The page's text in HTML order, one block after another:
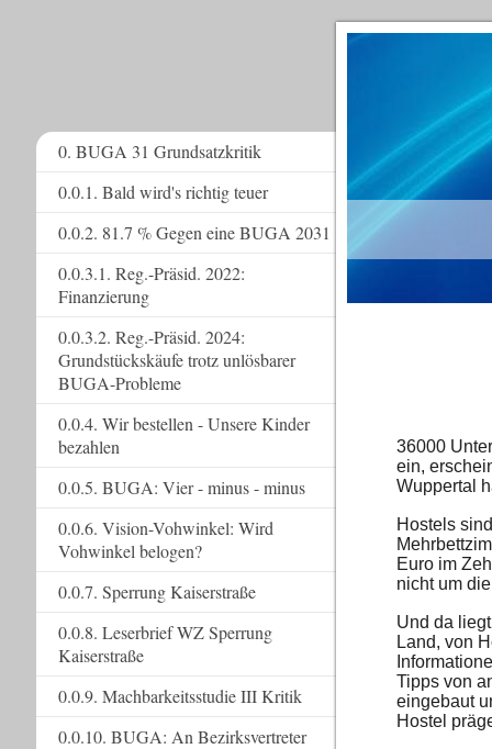
36000
ein,
Wuppertal
Hostels
Euro im
nicht um
Und da
Land, von
Tipps von
eingebaut
Hostel
0. BUGA 31 Grundsatzkritik
0.0.1. Bald wird's richtig teuer
0.0.2. 81.7 % Gegen eine BUGA 2031
0.0.3.1. Reg.-Präsid. 2022:
Finanzierung
0.0.3.2. Reg.-Präsid. 2024:
Grundstückskäufe trotz unlösbarer
BUGA-Probleme
0.0.4. Wir bestellen - Unsere Kinder
bezahlen
0.0.5. BUGA: Vier - minus - minus
0.0.6. Vision-Vohwinkel: Wird
Vohwinkel belogen?
0.0.7. Sperrung Kaiserstraße
0.0.8. Leserbrief WZ Sperrung
Kaiserstraße
0.0.9. Machbarkeitsstudie III Kritik
0.0.10. BUGA: An Bezirksvertreter